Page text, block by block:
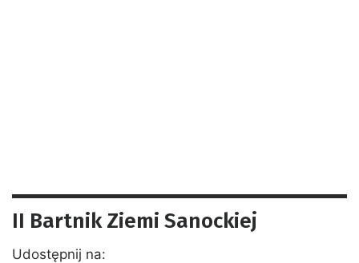
II Bartnik Ziemi Sanockiej
Udostępnij na: